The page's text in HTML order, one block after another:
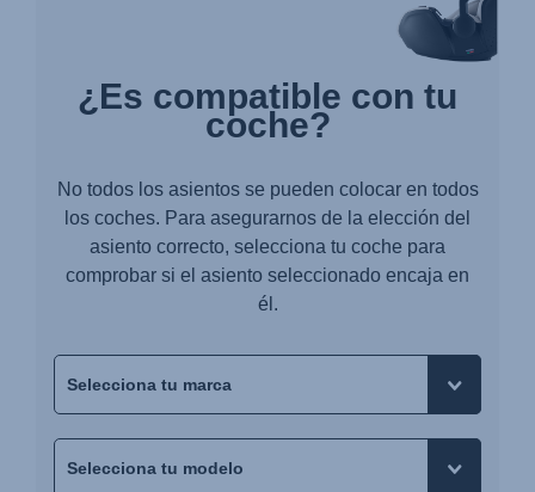
¿Es compatible con tu
coche?
No todos los asientos se pueden colocar en todos
los coches. Para asegurarnos de la elección del
asiento correcto, selecciona tu coche para
comprobar si el asiento seleccionado encaja en
él.